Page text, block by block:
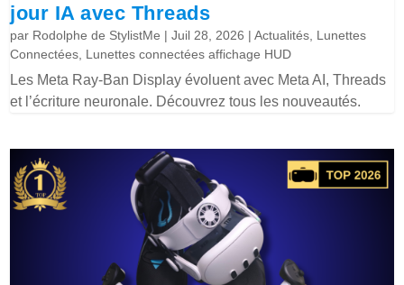
jour IA avec Threads
par Rodolphe de StylistMe |Juil 28, 2026 |Actualités Lunettes
Connectées Lunettes connectées affichage HUD
Les Meta Ray-Ban Display évoluent avec Meta AI, Threads
et l’écriture neuronale. Découvrez tous les nouveautés.